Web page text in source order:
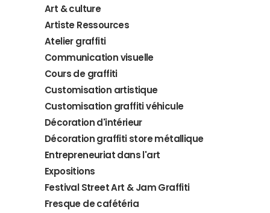
Art & culture
Artiste Ressources
Atelier graffiti
Communication visuelle
Cours de graffiti
Customisation artistique
Customisation graffiti véhicule
Décoration d'intérieur
Décoration graffiti store métallique
Entrepreneuriat dans l'art
Expositions
Festival Street Art & Jam Graffiti
Fresque de cafétéria